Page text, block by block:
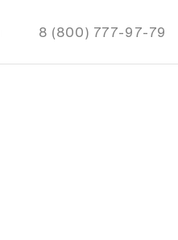
8 (800) 777-97-79